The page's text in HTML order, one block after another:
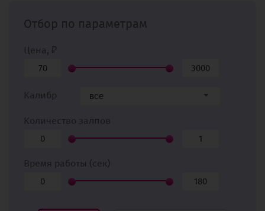
Отбор по параметрам
Цена, ₽
Калибр все
Количество залпов
Время работы (сек)